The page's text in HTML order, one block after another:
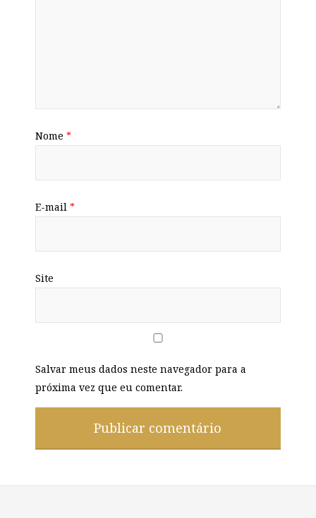
Nome *
E-mail *
Site
Salvar meus dados neste navegador para a
próxima vez que eu comentar.